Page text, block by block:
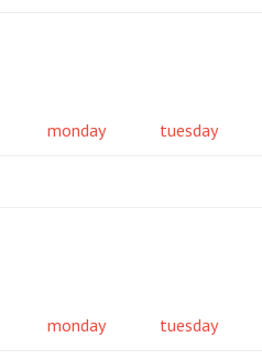
monday tuesday
monday tuesday